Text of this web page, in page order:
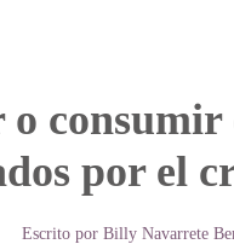
o consumir
por el
Escrito por Billy Navarrete